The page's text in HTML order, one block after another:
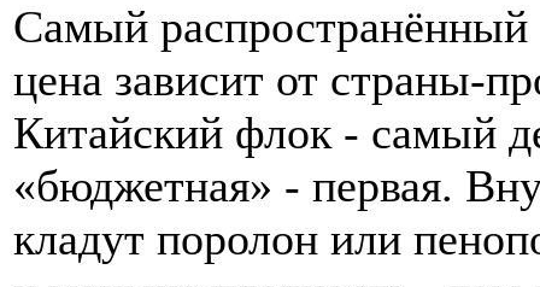
Самый
цена зависит от страны-
Китайский флок - самый
«бюджетная» - первая.
кладут поролон или